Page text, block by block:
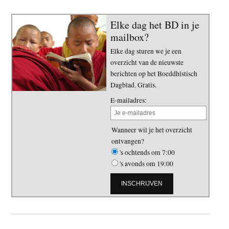
Elke dag het BD in je
mailbox?
Elke dag sturen we je een
overzicht van de nieuwste
berichten op het Boeddhistisch
Dagblad. Gratis.
E-mailadres:
Wanneer wil je het overzicht
ontvangen?
's ochtends om 7:00
's avonds om 19:00